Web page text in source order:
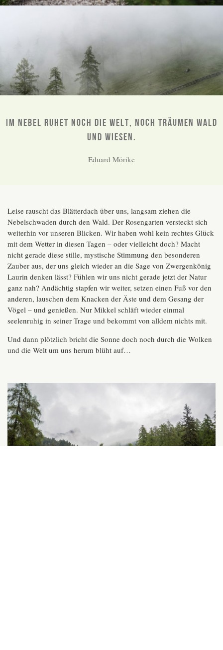
IM NEBEL RUHET NOCH DIE WELT, NOCH TRÄUMEN WALD
UND WIESEN.
Eduard Mörike
Leise rauscht das Blätterdach über uns, langsam ziehen die
Nebelschwaden durch den Wald. Der Rosengarten versteckt sich
weiterhin vor unseren Blicken. Wir haben wohl kein rechtes Glück
mit dem Wetter in diesen Tagen – oder vielleicht doch? Macht
nicht gerade diese stille, mystische Stimmung den besonderen
Zauber aus, der uns gleich wieder an die Sage von Zwergenkönig
Laurin denken lässt? Fühlen wir uns nicht gerade jetzt der Natur
ganz nah? Andächtig stapfen wir weiter, setzen einen Fuß vor den
anderen, lauschen dem Knacken der Äste und dem Gesang der
Vögel – und genießen. Nur Mikkel schläft wieder einmal
seelenruhig in seiner Trage und bekommt von alldem nichts mit.
Und dann plötzlich bricht die Sonne doch noch durch die Wolken
und die Welt um uns herum blüht auf…